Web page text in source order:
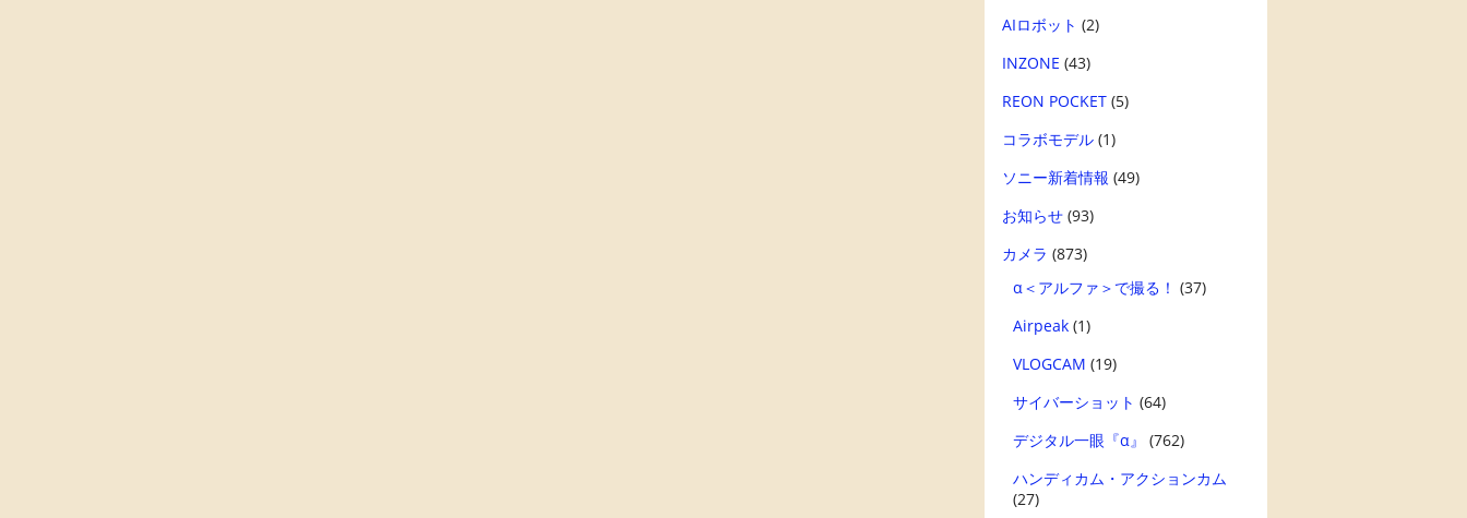
AIロボット (2)
INZONE (43)
REON POCKET(5)
コラボモデル(1)
ソニー新着情報 (49)
お知らせ(93)
カメラ (873)
α＜アルファ＞で撮る！ (37)
Airpeak(1)
VLOGCAM (19)
サイバーショット (64)
デジタル一眼『α』
(762)
ハンディカム・アクションカム
(27)